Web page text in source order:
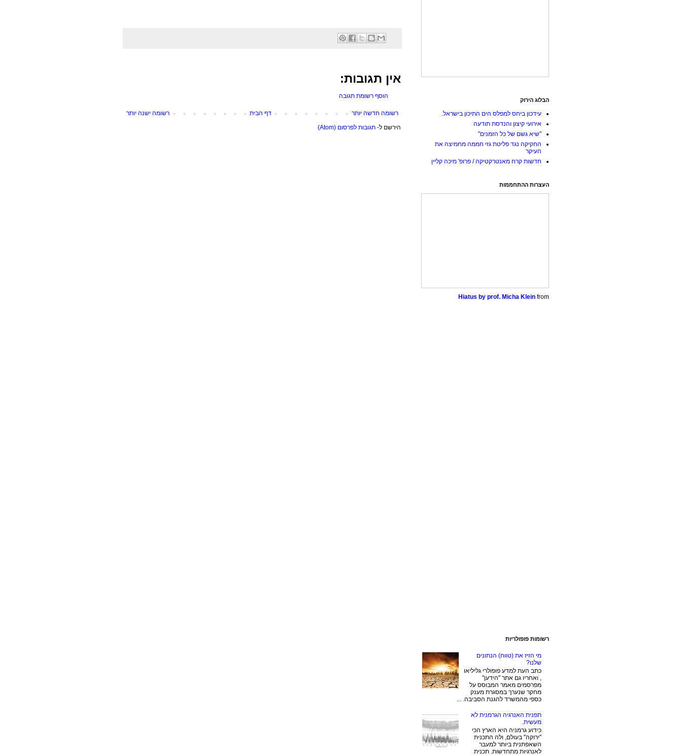
אין תגובות:
הוסף רשומת תגובה
רשומה חדשה יותר רשומה ישנה יותר
דף הבית
הירשם ל- תגובות לפרסום (Atom)
הבלוג הירוק
עידכון ביחס למפלס הים התיכון בישראל.
אירועי קיצון והנדסת תודעה
"שיא גשם של כל הזמנים"
החקיקה נגד פליטת גזי חממה מחמיצה את
העיקר
חדשות קרח מאנטרקטיקה / פרופ' מיכה קליין
העצרות ההתחממות
Hiatus by prof. Micha Klein from
רשומות פופולריות
מי הזיז את (טווח) הנתונים
שלנו?
כתב העת למדע פופולרי גליליאו
, ואחריו גם אתר "הידען"
מפרסמים מאמר המבוסס על
מחקר שנערך במסגרת מענק
כספי מהמשרד להגנת הסביבה. ...
תפנית האנרגיה הגרמנית לא
מעשית.
כידוע גרמניה היא הארץ הכי
"ירוקה" בעולם, ולה התכנית
השאפתנית ביותר למעבר
לאנרגיות מתחדשות. תכנית